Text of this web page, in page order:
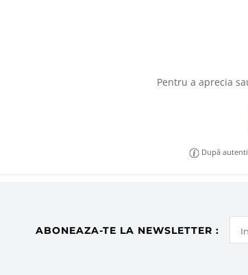
Pentru a aprecia
După
ABONEAZA-TE LA NEWSLETTER :